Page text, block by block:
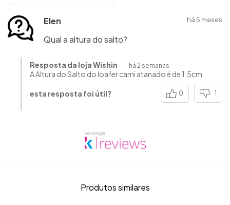
Elen há 5 meses
Qual a altura do salto?
Resposta da loja Wishin há 2 semanas
A Altura do Salto do loafer cami atanado é de 1,5cm
esta resposta foi útil? 0 1
Produtos similares